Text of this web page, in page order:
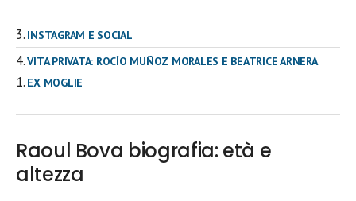
INSTAGRAM E SOCIAL
VITA PRIVATA: ROCÍO MUÑOZ MORALES E BEATRICE ARNERA
EX MOGLIE
Raoul Bova biografia: età e
altezza